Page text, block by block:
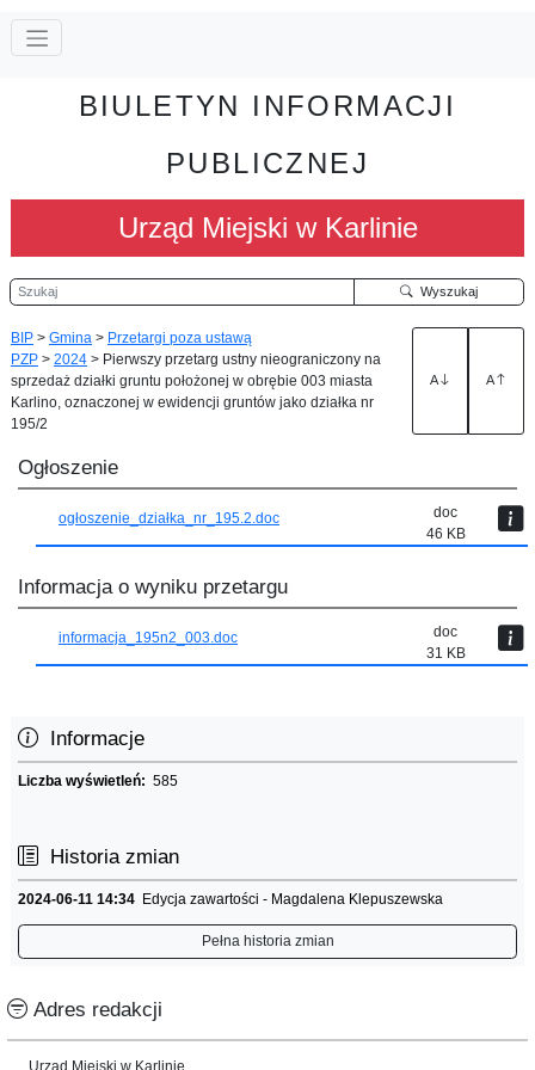
BIULETYN INFORMACJI
PUBLICZNEJ
Urząd Miejski w Karlinie
Szukaj Wyszukaj
BIP > Gmina > Przetargi poza ustawą
PZP > 2024 > Pierwszy przetarg ustny nieograniczony na
sprzedaż działki gruntu położonej w obrębie 003 miasta
Karlino, oznaczonej w ewidencji gruntów jako działka nr
195/2
A A
Ogłoszenie
ogłoszenie_działka_nr_195.2.doc
doc
46 KB
Informacja o wyniku przetargu
informacja_195n2_003.doc
doc
31 KB
Informacje
Liczba wyświetleń: 585
Historia zmian
2024-06-11 14:34 Edycja zawartości - Magdalena Klepuszewska
Pełna historia zmian
Adres redakcji
Urząd Miejski w Karlinie